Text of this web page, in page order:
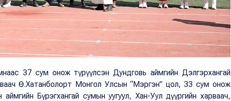
37 сум онож түрүүлсэн Дундговь аймгийн Дэлгэрхангай
Ө.Хатанболорт Монгол Улсын “Мэргэн” цол, 33 сум онож
аймгийн Бүрэгхангай сумын уугуул, Хан-Уул дүүргийн харваач,